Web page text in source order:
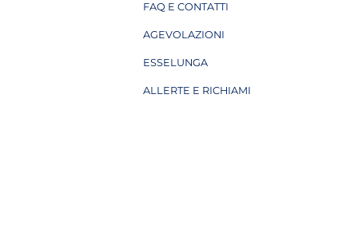
FAQ E CONTATTI
AGEVOLAZIONI
ESSELUNGA
APRE IN UNA NUOVA PAGINA
ALLERTE E RICHIAMI
APRE IN UNA NUOVA PAGINA